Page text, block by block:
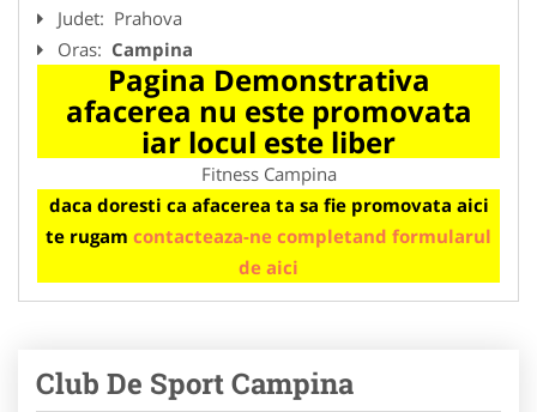
Judet: Prahova
Oras: Campina
Pagina Demonstrativa
afacerea nu este promovata
iar locul este liber
Fitness Campina
daca doresti ca afacerea ta sa fie promovata aici
te rugam contacteaza-ne completand formularul
de aici
Club De Sport Campina